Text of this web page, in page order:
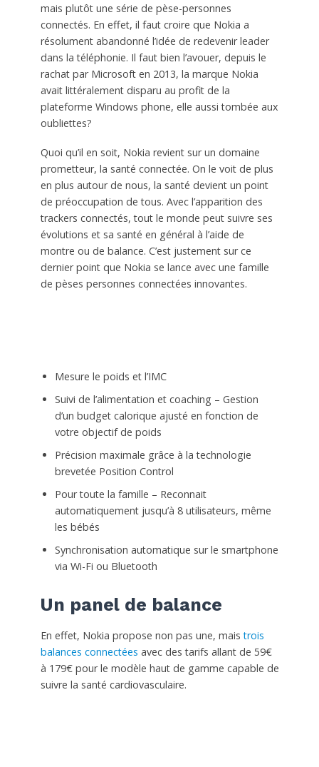
mais plutôt une série de pèse-personnes
connectés. En effet, il faut croire que Nokia a
résolument abandonné l’idée de redevenir leader
dans la téléphonie. Il faut bien l’avouer, depuis le
rachat par Microsoft en 2013, la marque Nokia
avait littéralement disparu au profit de la
plateforme Windows phone, elle aussi tombée aux
oubliettes?
Quoi qu’il en soit, Nokia revient sur un domaine
prometteur, la santé connectée. On le voit de plus
en plus autour de nous, la santé devient un point
de préoccupation de tous. Avec l’apparition des
trackers connectés, tout le monde peut suivre ses
évolutions et sa santé en général à l’aide de
montre ou de balance. C’est justement sur ce
dernier point que Nokia se lance avec une famille
de pèses personnes connectées innovantes.
Mesure le poids et l’IMC
Suivi de l’alimentation et coaching – Gestion
d’un budget calorique ajusté en fonction de
votre objectif de poids
Précision maximale grâce à la technologie
brevetée Position Control
Pour toute la famille – Reconnait
automatiquement jusqu’à 8 utilisateurs, même
les bébés
Synchronisation automatique sur le smartphone
via Wi-Fi ou Bluetooth
Un panel de balance
En effet, Nokia propose non pas une, maistrois
balances connectées avec des tarifs allant de 59€
à 179€ pour le modèle haut de gamme capable de
suivre la santé cardiovasculaire.